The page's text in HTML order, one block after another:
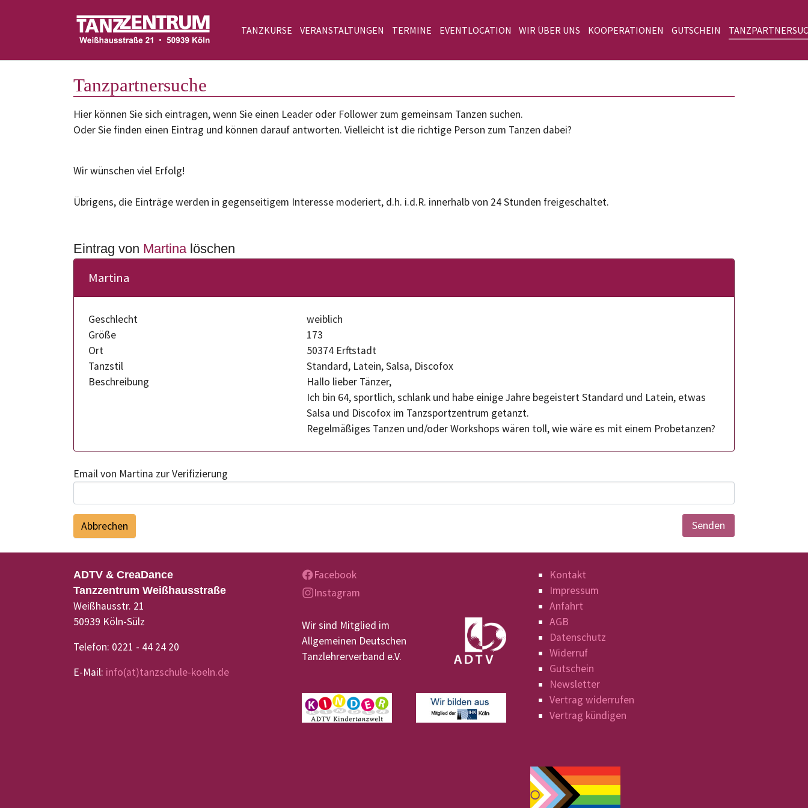
TANZKURSE VERANSTALTUNGEN TERMINE EVENTLOCATION WIR ÜBER UNS KOOPERATIONEN GUTSCHEIN
Tanzpartnersuche
Hier können Sie sich eintragen, wenn Sie einen Leader oder Follower zum gemeinsam Tanzen suchen.
Oder Sie finden einen Eintrag und können darauf antworten. Vielleicht ist die richtige Person zum Tanzen dabei?
Wir wünschen viel Erfolg!
Übrigens, die Einträge werden in gegenseitigem Interesse moderiert, d.h. i.d.R. innerhalb von 24 Stunden freigeschaltet.
Eintrag von Martina löschen
Martina
Geschlecht
weiblich
Größe
173
Ort
50374 Erftstadt
Tanzstil
Standard, Latein, Salsa, Discofox
Beschreibung
Hallo lieber Tänzer,
Ich bin 64, sportlich, schlank und habe einige Jahre begeistert Standard und Latein, etwas
Salsa und Discofox im Tanzsportzentrum getanzt.
Regelmäßiges Tanzen und/oder Workshops wären toll, wie wäre es mit einem Probetanzen?
Email von Martina zur Verifizierung
Abbrechen
ADTV & CreaDance
Tanzzentrum Weißhausstraße
Weißhausstr. 21
50939 Köln-Sülz
Telefon: 0221 - 44 24 20
E-Mail: info(at)tanzschule-koeln.de
Facebook
Instagram
Wir sind Mitglied im
Allgemeinen Deutschen
Tanzlehrerverband e.V.
Kontakt
Impressum
Anfahrt
AGB
Datenschutz
Widerruf
Gutschein
Newsletter
Vertrag widerrufen
Vertrag kündigen